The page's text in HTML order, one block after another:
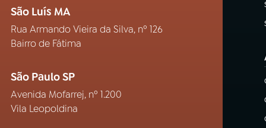
São Luís MA
Rua Armando Vieira da Silva, nº 126
Bairro de Fátima
São Paulo SP
Avenida Mofarrej, nº 1.200
Vila Leopoldina